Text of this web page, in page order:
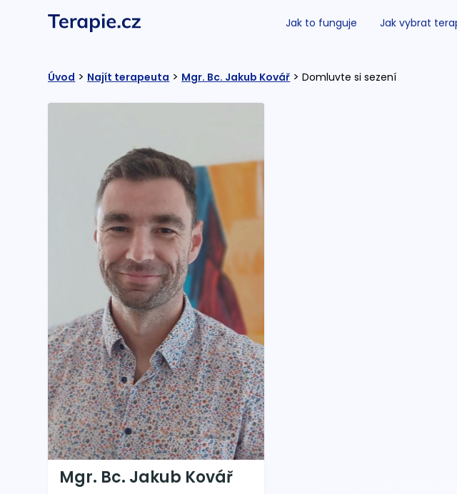
Jak to funguje Jak vybrat
Úvod > Najít terapeuta > Mgr. Bc. Jakub Kovář > Domluvte si sezení
Mgr. Bc. Jakub Kovář